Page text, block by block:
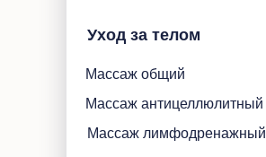
Уход за телом
Массаж общий
Массаж антицеллюлитный
Массаж лимфодренажный